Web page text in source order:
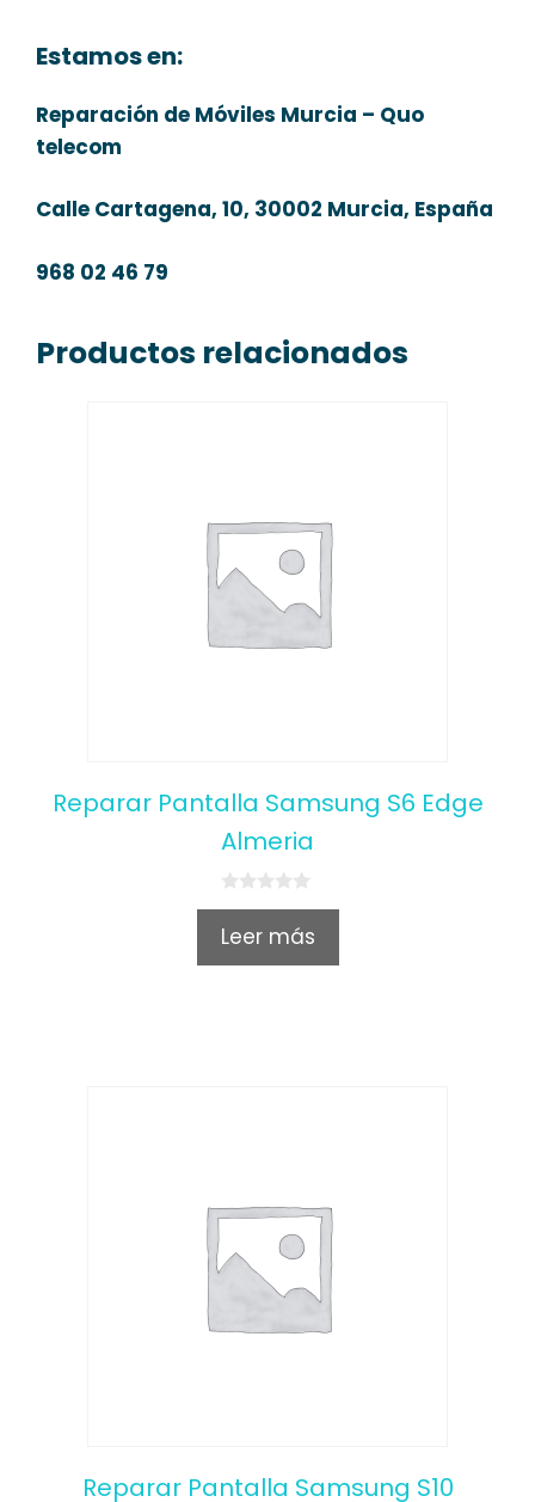
Estamos en:
Reparación de Móviles Murcia – Quo
telecom
Calle Cartagena, 10, 30002 Murcia, España
968 02 46 79
Productos relacionados
Reparar Pantalla Samsung S6 Edge
Almeria
0
u
Leer más
Reparar Pantalla Samsung S10